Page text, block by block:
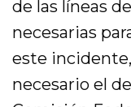
de las líneas
necesarias
este
necesario el